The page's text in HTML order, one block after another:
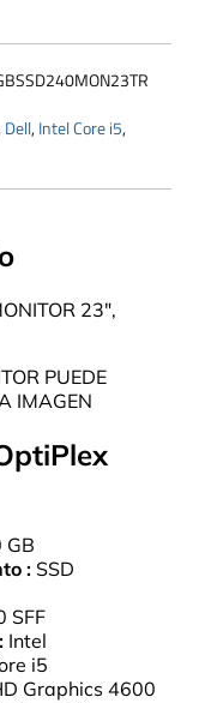
Dell,Intel Core i5,
23″,
PUEDE
IMAGEN
GB
: SSD
SFF
Intel
i5
Graphics 4600